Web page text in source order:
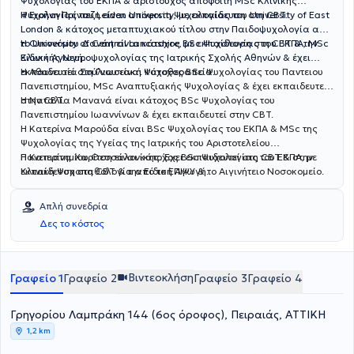
Ψυχολογίας του Leiden University, με εκπαίδευση στη CBT.
Η Ειρήνη Πρίντεζη είναι απόφοιτη Ψυχολογίας του University of East
London & κάτοχος μεταπτυχιακού τίτλου στην Παιδοψυχολογία από
το University of Central Lancashire, με εκπαίδευση στη CBT & την
Ειδική Αγωγή.
Η Οικονόμου Δανάη είναι κάτοχος BSc Ψυχολογίας του ΕΚΠΑ, MSc
Κλινικής Νευροψυχολογίας της Ιατρικής Σχολής Αθηνών & έχει
εκπαιδευτεί στη Γνωσιακή Ψυχοθεραπεία.
Η Αθανασία Σούλιου είναι κάτοχος BSc Ψυχολογίας του Παντειου
Πανεπιστημίου, MSc Αναπτυξιακής Ψυχολογίας & έχει εκπαιδευτεί
στην CBT.
Η Ναταλία Μανανά είναι κάτοχος BSc Ψυχολογίας του
Πανεπιστημίου Ιωαννίνων & έχει εκπαιδευτεί στην CBT.
Η Κατερίνα Μαρούδα είναι BSc Ψυχολογίας του ΕΚΠΑ & MSc της
Ψυχολογίας της Υγείας της Ιατρικής του Αριστοτελείου
Πανεπιστημίου Θεσσαλονίκης. Έχει εκπαιδευτεί στη CBT & στην
Κλινική Ψυχοπαθολογία από το ΕΠΙΨΥ & το Αιγινήτειο Νοσοκομείο.
Η Κατερίνα Χαρίτση είναι κάτοχος BSc Ψυχολογίας του ΕΚΠΑ, με
εκπαίδευση στη CBT & την Ειδική Αγωγή.
Απλή συνεδρία
Δες το κόστος
Γραφείο 1Γραφείο 2 ΒιντεοκλήσηΓραφείο 3Γραφείο 4
Γρηγορίου Λαμπράκη 144 (6ος όροφος), Πειραιάς, ΑΤΤΙΚΗ
1,2 km